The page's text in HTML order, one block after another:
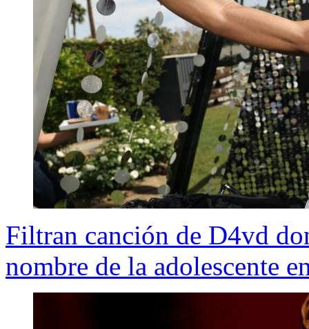
Filtran canción de D4vd
nombre de la adolescente